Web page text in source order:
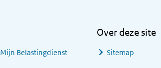
Belastingdienst
Over deze site
Sitemap